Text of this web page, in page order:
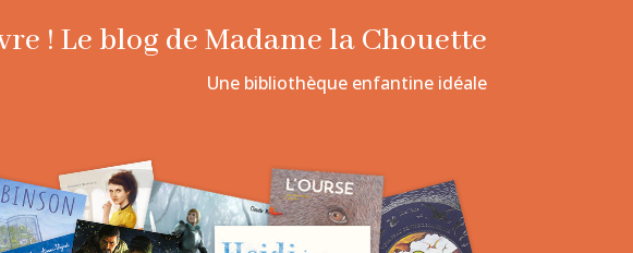
! Le blog de Madame la Chouette
Une bibliothèque enfantine idéale